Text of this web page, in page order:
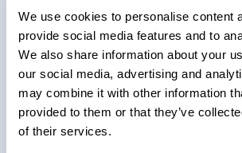
We use cookies to personalise content
provide social media features and to
We also share information about your
our social media, advertising and
may combine it with other information
provided to them or that they’ve
of their services.
Dlaczego ponad
traderów CFD na
świecie ufa